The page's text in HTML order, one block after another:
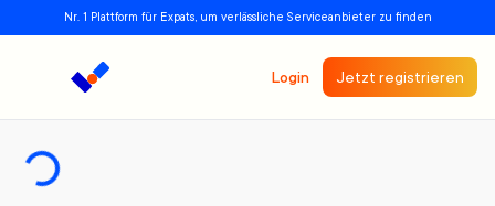
Nr. 1 Plattform für Expats, um verlässliche Serviceanbieter zu finden
Login Jetzt registrieren